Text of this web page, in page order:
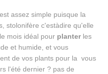
assez simple puisque la
stolonifère c'estàdire qu'elle
mois idéal pour planterles
et humide, et vous
de vos plants pour la vous
l'été dernier ? pas de